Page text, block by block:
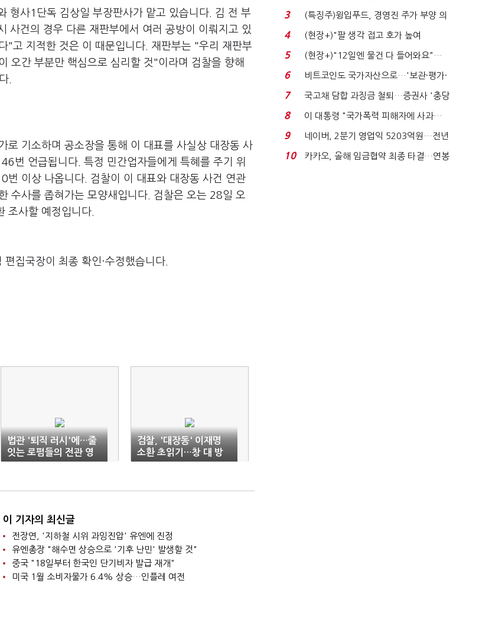
형사1단독 김상일 부장판사가 맡고 있습니다. 김 전 부
사건의 경우 다른 재판부에서 여러 공방이 이뤄지고 있
"고 지적한 것은 이 때문입니다. 재판부는 "우리 재판부
오간 부분만 핵심으로 심리할 것"이라며 검찰을 향해
.
로 기소하며 공소장을 통해 이 대표를 사실상 대장동 사
번 언급됩니다. 특정 민간업자들에게 특혜를 주기 위
번 이상 나옵니다. 검찰이 이 대표와 대장동 사건 연관
수사를 좁혀가는 모양새입니다. 검찰은 오는 28일 오
조사할 예정입니다.
집국장이 최종 확인·수정했습니다.
법관 '퇴직 러시'에…줄
잇는 로펌들의 전관 영
입
검찰, '대장동' 이재명
소환 초읽기…창 대 방
패 '팽팽'
이 기자의 최신글
전장연, '지하철 시위 과잉진압' 유엔에 진정
유엔총장 "해수면 상승으로 '기후 난민' 발생할 것"
중국 "18일부터 한국인 단기비자 발급 재개"
미국 1월 소비자물가 6.4% 상승…인플레 여전
국전쟁’
3
(특징주)윙입푸드, 경영진 주가 부양 의
지에 상한가...
4
(현장+)"팔 생각 접고 호가 높여
요"…'덜 똘똘한 한 채' 20...
5
(현장+)"12일엔 물건 다 들어와요"…
빈 매대 채우며 문 연 ...
6
비트코인도 국가자산으로…'보관·평가·
처분' 기준은 ...
7
국고채 담합 과징금 철퇴…증권사 '충당
금 폭탄' 우려...
8
이 대통령 "국가폭력 피해자에 사과…
적극적 조사로 진...
9
네이버, 2분기 영업익 5203억원…전년
비 0.2% 감소...
10
카카오, 올해 임금협약 최종 타결…연봉